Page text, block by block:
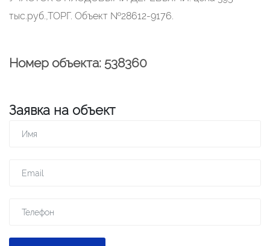
тыс.руб.,ТОРГ. Объект №28612-9176.
Номер объекта: 538360
Заявка на объект